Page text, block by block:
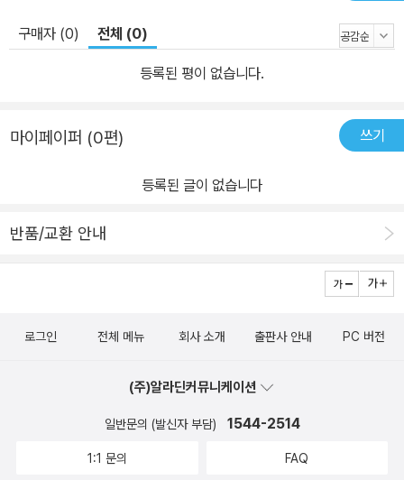
구매자 (0) 전체 (0)
등록된 평이 없습니다.
마이페이퍼 (0편) 쓰기
등록된 글이 없습니다
반품/교환 안내
로그인 전체 메뉴 회사 소개 출판사 안내 PC 버전
(주)알라딘커뮤니케이션
일반문의 (발신자 부담) 1544-2514
1:1 문의 FAQ